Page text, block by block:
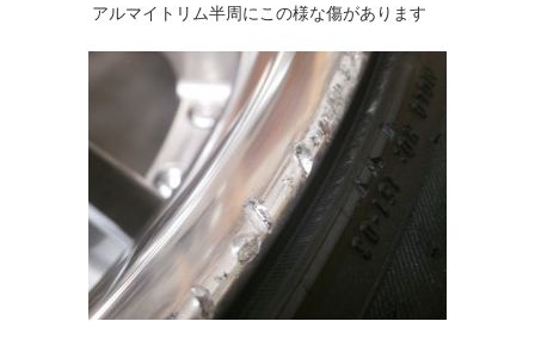
アルマイトリム半周にこの様な傷があります